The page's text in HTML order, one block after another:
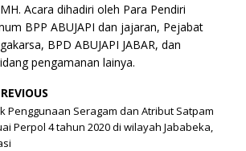
Acara dihadiri oleh Para Pendiri
BPP ABUJAPI dan jajaran, Pejabat
BPD ABUJAPI JABAR, dan
pengamanan lainya.
Penggunaan Seragam dan Atribut Satpam
Perpol 4 tahun 2020 di wilayah Jababeka,